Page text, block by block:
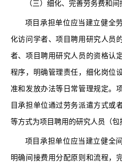
（三）细化、完善劳务费和间
项目承担单位应当建立健全
化访问学者、项目聘用研究人员
者、项目聘用研究人员的资格认
程序，明确管理责任，细化岗位
准和发放办法等日常管理规定。
目承担单位通过劳务派遣方式或
等方式为项目聘用的研究人员（包
项目承担单位应当建立健全
明确间接费用分配原则和流程，